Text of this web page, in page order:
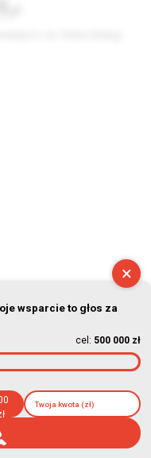
×
wsparcie to głos za
cel: 500 000 zł